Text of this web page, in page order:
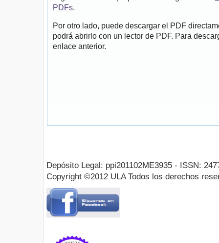
PDFs.
Por otro lado, puede descargar el PDF
podrá abrirlo con un lector de PDF. Para
enlace anterior.
Depósito Legal: ppi201102ME3935 - ISSN:
Copyright ©2012 ULA Todos los derechos